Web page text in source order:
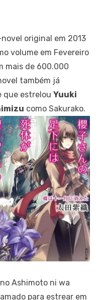
original em 2013
volume em Fevereiro
mais de 600.000
também já
que estrelou Yuuki
como Sakurako.
Ashimoto ni wa
para estrear em